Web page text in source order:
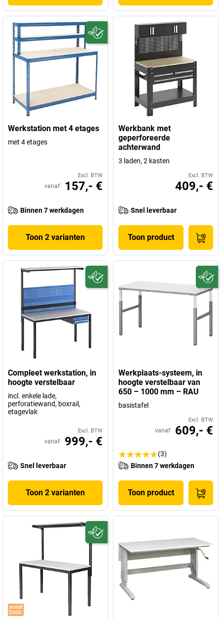
Werkstation met 4 etages
met 4 etages
Excl. BTW
vanaf 157,- €
Binnen 7 werkdagen
Toon 2 varianten
Werkbank met
geperforeerde
achterwand
3 laden, 2 kasten
Excl. BTW
409,- €
Snel leverbaar
Toon product
Compleet werkstation, in
hoogte verstelbaar
incl. enkele lade,
perforatiewand, boxrail,
etagevlak
Excl. BTW
vanaf 999,- €
Snel leverbaar
Toon 2 varianten
Werkplaats-systeem, in
hoogte verstelbaar van
650 – 1000 mm – RAU
basistafel
Excl. BTW
vanaf 609,- €
(3)
Binnen 7 werkdagen
Toon product